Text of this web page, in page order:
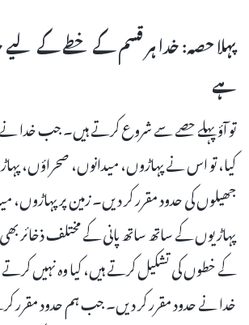
پہلا حصہ: خدا ہر قسم کے خطے کے لیے
ہے
تو آؤ پہلے حصے سے شروع کرتے ہیں۔ جب خدا نے
کیا، تو اس نے پہاڑوں، میدانوں، صحراؤں،
جھیلوں کی حدود مقرر کر دیں۔ زمین پر پہاڑوں،
پہاڑیوں کے ساتھ ساتھ پانی کے مختلف ذخائر
کے خطوں کی تشکیل کرتے ہیں، کیا وہ نہیں
خدا نے حدود مقرر کر دیں۔ جب ہم حدود مقرر